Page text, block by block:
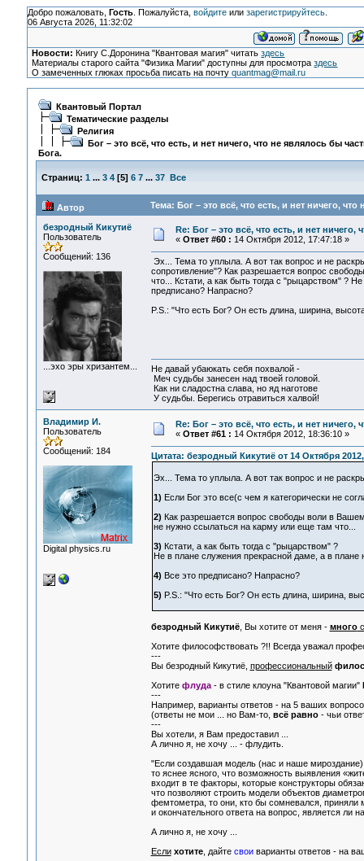
Добро пожаловать, Гость. Пожалуйста, войдитеили зарегистрируйтесь.
06 Августа 2026, 11:32:02
Новости: Книгу С.Доронина "Квантовая магия" читатьздесь
Материалы старого сайта "Физика Магии" доступны для просмотраздесь
О замеченных глюках просьба писать на почтуquantmag@mail.ru
Квантовый Портал
Тематические разделы
Религия
Бог – это всё, что есть, и нет ничего, что не являлось бы
Бога.
Страниц: 1 ... 3 4[5] 6 7 ... 37 Все
Автор Тема: Бог – это всё, что есть, и нет ничего,
безродный Кикутиё
Пользователь
Сообщений: 136
...эхо эры хризантем...
Re: Бог – это всё, что есть, и нет
« Ответ #60 : 14 Октября 2012, 17:47:18 »
Эх... Тема то уплыла. А вот так вопрос и не
сопротивление"? Как разрешается вопрос
что... Кстати, а как быть тогда с "рыцарством" ?
предписано? Напрасно?
P.S.: "Что есть Бог? Он есть длина, ширина,
Не давай убаюкать себя похвалой -
Меч судьбы занесен над твоей головой.
Как ни сладостна слава, но яд наготове
У судьбы. Берегись отравиться халвой!
Владимир И.
Пользователь
Сообщений: 184
Digital physics.ru
Re: Бог – это всё, что есть, и нет
« Ответ #61 : 14 Октября 2012, 18:36:10 »
Цитата: безродный Кикутиё от 14 Октября
Эх... Тема то уплыла. А вот так вопрос и не
1) Если Бог это все(с чем я категорически не
2) Как разрешается вопрос свободы воли в
не нужно ссылаться на карму или еще там что...
3) Кстати, а как быть тогда с "рыцарством" ?
Не в плане служения прекрасной даме, а в плане
4) Все это предписано? Напрасно?
5) P.S.: "Что есть Бог? Он есть длина, ширина,
безродный Кикутиё, Вы хотите от меня - много
Хотите философствовать ?!! Всегда уважал
---
Вы безродный Кикутиё, профессиональный
Хотите флуда- в стиле клоуна "Квантовой магии"
---
Например, варианты ответов - на 5 ваших
(ответы не мои ... но Вам-то, всё равно- чьи
---
Вы хотели, я Вам предоставил ...
А лично я, не хочу ... - флудить.
"Если создавшая модель (нас и наше мироздание)
то яснее ясного, что возможность выявления
входит в те факторы, которые конструкторы
что позволяют строить модели объектов
фемтометра, то они, кто бы сомневался, приняли
и окончательного ответа на вопрос, является
А лично я, не хочу ...
Если хотите, дайте своиварианты ответов - на